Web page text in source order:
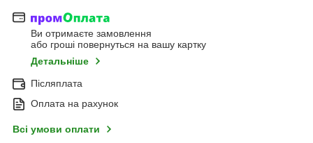
Ви отримаєте замовлення
або гроші повернуться на вашу картку
Детальніше
Післяплата
Оплата на рахунок
Всі умови оплати